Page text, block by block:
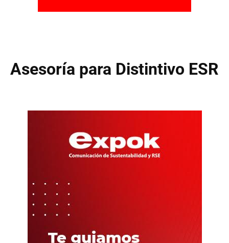
Asesoría para Distintivo ESR